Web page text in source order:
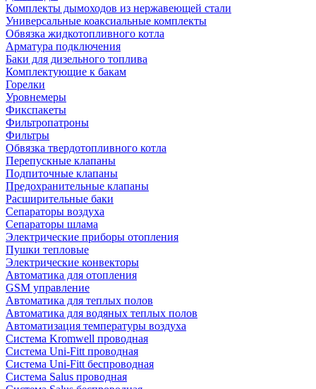
Комплекты дымоходов из нержавеющей стали
Универсальные коаксиальные комплекты
Обвязка жидкотопливного котла
Арматура подключения
Баки для дизельного топлива
Комплектующие к бакам
Горелки
Уровнемеры
Фикспакеты
Фильтропатроны
Фильтры
Обвязка твердотопливного котла
Перепускные клапаны
Подпиточные клапаны
Предохранительные клапаны
Расширительные баки
Сепараторы воздуха
Сепараторы шлама
Электрические приборы отопления
Пушки тепловые
Электрические конвекторы
Автоматика для отопления
GSM управление
Автоматика для теплых полов
Автоматика для водяных теплых полов
Автоматизация температуры воздуха
Система Kromwell проводная
Система Uni-Fitt проводная
Система Uni-Fitt беспроводная
Система Salus проводная